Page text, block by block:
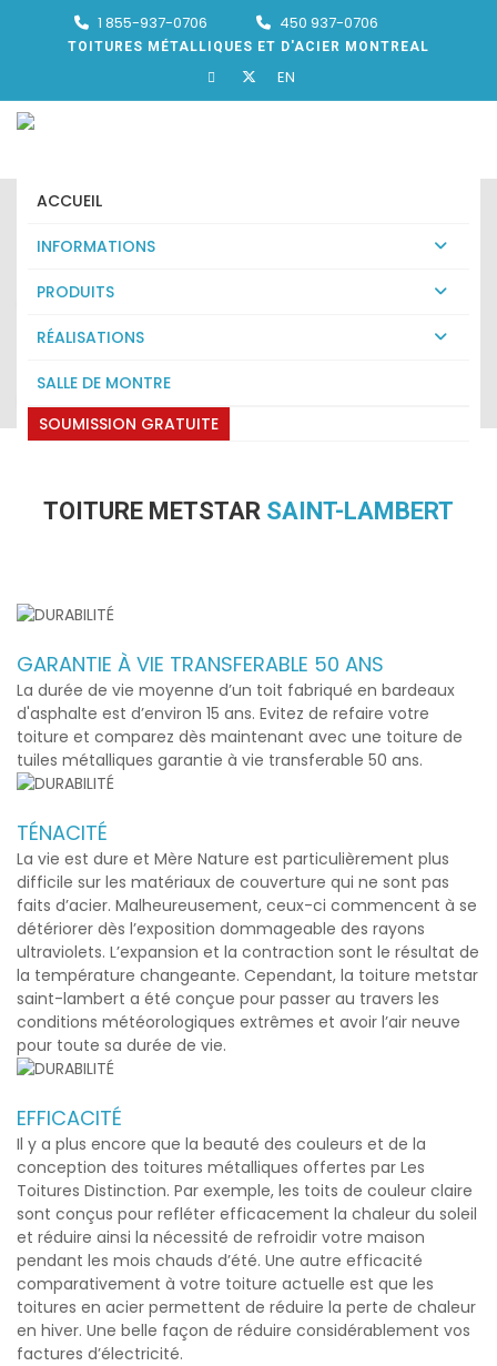
1 855-937-0706 450 937-0706
TOITURES MÉTALLIQUES ET D'ACIER MONTREAL
EN
ACCUEIL
INFORMATIONS
PRODUITS
RÉALISATIONS
SALLE DE MONTRE
SOUMISSION GRATUITE
LAMBERT
TOITURE METSTAR SAINT-LAMBERT
GARANTIE À VIE TRANSFERABLE 50 ANS
La durée de vie moyenne d’un toit fabriqué en bardeaux
d'asphalte est d’environ 15 ans. Evitez de refaire votre
toiture et comparez dès maintenant avec une toiture de
tuiles métalliques garantie à vie transferable 50 ans.
TÉNACITÉ
La vie est dure et Mère Nature est particulièrement plus
difficile sur les matériaux de couverture qui ne sont pas
faits d’acier. Malheureusement, ceux-ci commencent à se
détériorer dès l’exposition dommageable des rayons
ultraviolets. L’expansion et la contraction sont le résultat de
la température changeante. Cependant, la toiture metstar
saint-lambert a été conçue pour passer au travers les
conditions météorologiques extrêmes et avoir l’air neuve
pour toute sa durée de vie.
EFFICACITÉ
Il y a plus encore que la beauté des couleurs et de la
conception des toitures métalliques offertes par Les
Toitures Distinction. Par exemple, les toits de couleur claire
sont conçus pour refléter efficacement la chaleur du soleil
et réduire ainsi la nécessité de refroidir votre maison
pendant les mois chauds d’été. Une autre efficacité
comparativement à votre toiture actuelle est que les
toitures en acier permettent de réduire la perte de chaleur
en hiver. Une belle façon de réduire considérablement vos
factures d’électricité.